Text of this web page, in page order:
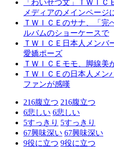
「わいせつ文」ＴＷＩ
メディアのメインページ
ＴＷＩＣＥのサナ、「
ルバムのショーケースで
ＴＷＩＣＥ日本人メンバ
愛嬌ポーズ
ＴＷＩＣＥモモ、脚線美
ＴＷＩＣＥの日本人メン
ファンが感嘆
216腹立つ 216腹立つ
6悲しい 6悲しい
5すっきり 5すっきり
67興味深い 67興味深い
9役に立つ 9役に立つ